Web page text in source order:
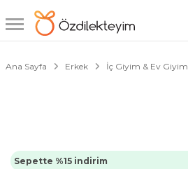
Ana Sayfa Erkek İç Giyim & Ev Giyim
Sepette %15 indirim
1/4